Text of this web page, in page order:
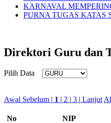
KARNAVAL
PURNA TUGAS KATAS
Direktori Guru dan
Pilih Data
Awal Sebelum | 1 | 2 | 3 | Lanjut
No NIP